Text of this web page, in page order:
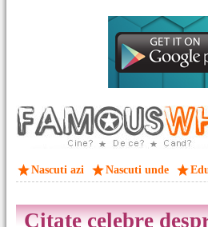
Nascuti azi Nascuti unde
Citate celebre